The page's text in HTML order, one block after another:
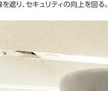
を遮り、セキュリティの向上を図る。